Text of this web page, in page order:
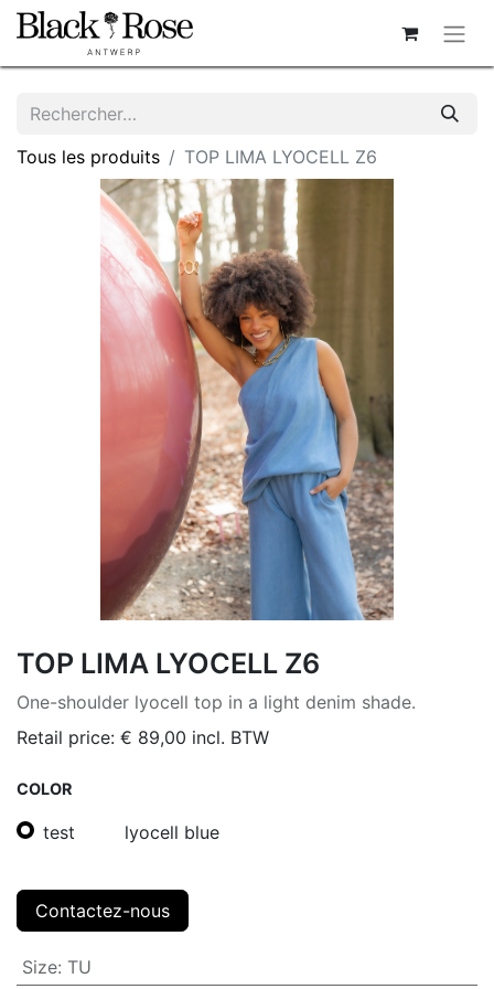
Tous les produits TOP LIMA LYOCELL Z6
TOP LIMA LYOCELL Z6
One-shoulder lyocell top in a light denim shade.
Retail price: € 89,00 incl. BTW
COLOR
test lyocell blue
Contactez-nous
Size: TU